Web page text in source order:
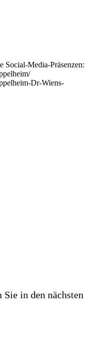
Social-Media-Präsenzen:
Dr-Wiens-
in den nächsten